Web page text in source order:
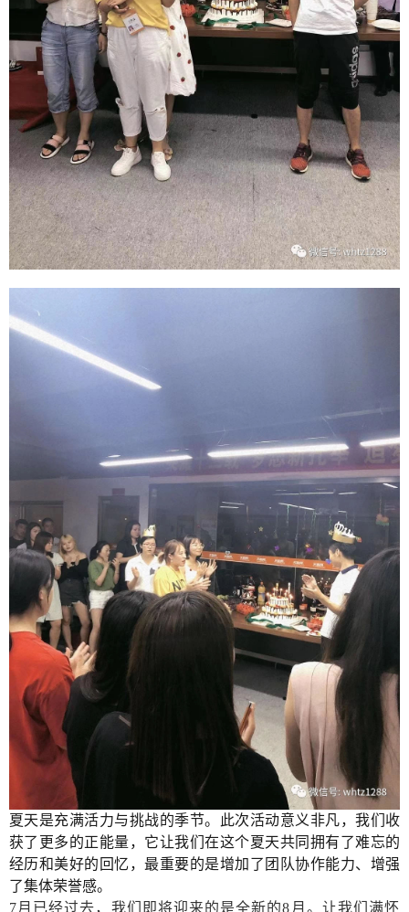
夏天是充满活力与挑战的季节。 此次活动意义非凡，我们收
获了更多的正能量， 它让我们在这个夏天共同拥有了难忘的
经历和美好的回忆，最重要的是增加了团队协作能力、增强
了集体荣誉感。
7月已经过去，我们即将迎来的是全新的8月。让我们满怀